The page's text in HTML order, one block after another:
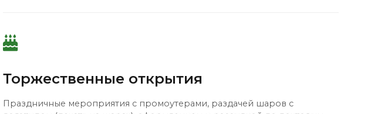
Торжественные открытия
Праздничные мероприятия с промоутерами, раздачей шаров с